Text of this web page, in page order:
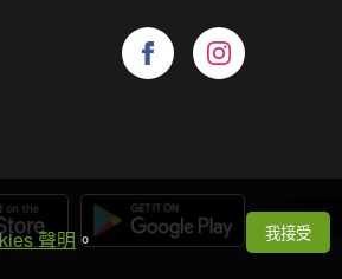
聲明 。 我接受